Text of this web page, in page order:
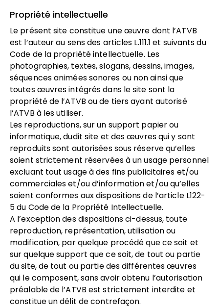
Propriété intellectuelle
Le présent site constitue une œuvre dont l’ATVB
est l’auteur au sens des articles L.111.1 et suivants du
Code de la propriété intellectuelle. Les
photographies, textes, slogans, dessins, images,
séquences animées sonores ou non ainsi que
toutes œuvres intégrés dans le site sont la
propriété de l’ATVB ou de tiers ayant autorisé
l’ATVB à les utiliser.
Les reproductions, sur un support papier ou
informatique, dudit site et des œuvres qui y sont
reproduits sont autorisées sous réserve qu’elles
soient strictement réservées à un usage personnel
excluant tout usage à des fins publicitaires et/ou
commerciales et/ou d’information et/ou qu’elles
soient conformes aux dispositions de l’article L122-
5 du Code de la Propriété Intellectuelle.
A l’exception des dispositions ci-dessus, toute
reproduction, représentation, utilisation ou
modification, par quelque procédé que ce soit et
sur quelque support que ce soit, de tout ou partie
du site, de tout ou partie des différentes œuvres
qui le composent, sans avoir obtenu l’autorisation
préalable de l’ATVB est strictement interdite et
constitue un délit de contrefaçon.